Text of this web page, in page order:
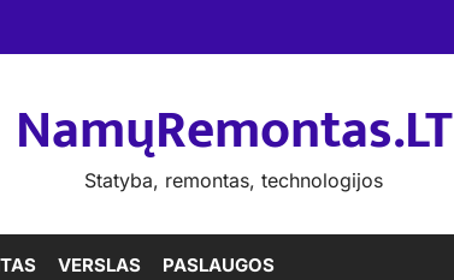
NamųRemontas.LT
Statyba, remontas, technologijos
VERSLAS PASLAUGOS